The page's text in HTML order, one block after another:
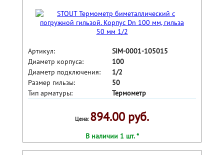
Артикул:
SIM-0001-105015
Диаметр корпуса:
100
Диаметр подключения:
1/2
Размер гильзы:
50
Тип арматуры:
Термометр
Цена: 894.00 руб.
В наличии 1 шт. *